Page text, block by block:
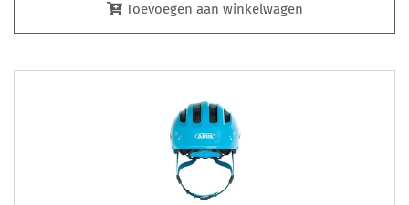
Toevoegen aan winkelwagen